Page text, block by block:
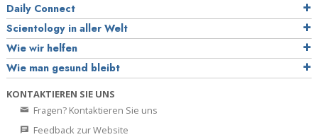
Daily Connect
Scientology in aller Welt
Wie wir helfen
Wie man gesund bleibt
KONTAKTIEREN SIE UNS
Fragen? Kontaktieren Sie uns
Feedback zur Website